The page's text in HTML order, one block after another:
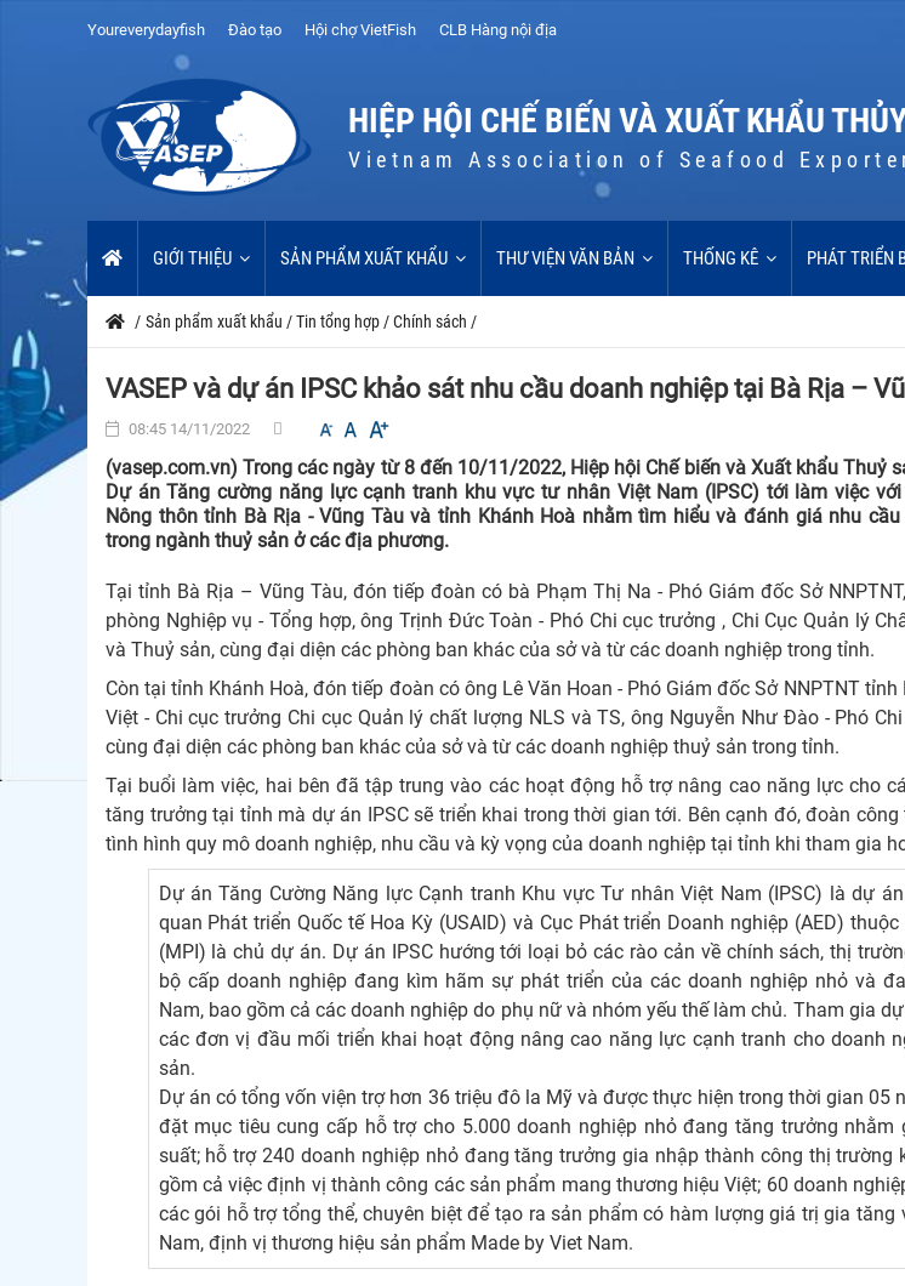
Youreverydayfish Đào tạo Hội chợ VietFish CLB Hàng nội địa
HIỆP HỘI CHẾ BIẾN VÀ XUẤT KHẨU
Vietnam Association of Seafood
GIỚI THIỆU SẢN PHẨM XUẤT KHẨU THƯ VIỆN VĂN BẢN THỐNG KÊ PHÁT TRIỂN
/ Sản phẩm xuất khẩu /Tin tổng hợp /Chính sách /
VASEP và dự án IPSC khảo sát nhu cầu doanh nghiệp tại Bà Rịa –
08:45 14/11/2022
(vasep.com.vn) Trong các ngày từ 8 đến 10/11/2022, Hiệp hội Chế biến và Xuất khẩu Thuỷ
Dự án Tăng cường năng lực cạnh tranh khu vực tư nhân Việt Nam (IPSC) tới làm việc
Nông thôn tỉnh Bà Rịa - Vũng Tàu và tỉnh Khánh Hoà nhằm tìm hiểu và đánh giá nhu
trong ngành thuỷ sản ở các địa phương.
Tại tỉnh Bà Rịa – Vũng Tàu, đón tiếp đoàn có bà Phạm Thị Na - Phó Giám đốc Sở
phòng Nghiệp vụ - Tổng hợp, ông Trịnh Đức Toàn - Phó Chi cục trưởng , Chi Cục Quản lý
và Thuỷ sản, cùng đại diện các phòng ban khác của sở và từ các doanh nghiệp trong tỉnh.
Còn tại tỉnh Khánh Hoà, đón tiếp đoàn có ông Lê Văn Hoan - Phó Giám đốc Sở NNPTNT
Việt - Chi cục trưởng Chi cục Quản lý chất lượng NLS và TS, ông Nguyễn Như Đào - Phó
cùng đại diện các phòng ban khác của sở và từ các doanh nghiệp thuỷ sản trong tỉnh.
Tại buổi làm việc, hai bên đã tập trung vào các hoạt động hỗ trợ nâng cao năng lực cho
tăng trưởng tại tỉnh mà dự án IPSC sẽ triển khai trong thời gian tới. Bên cạnh đó, đoàn
tình hình quy mô doanh nghiệp, nhu cầu và kỳ vọng của doanh nghiệp tại tỉnh khi tham gia
Dự án Tăng Cường Năng lực Cạnh tranh Khu vực Tư nhân Việt Nam (IPSC) là dự
quan Phát triển Quốc tế Hoa Kỳ (USAID) và Cục Phát triển Doanh nghiệp (AED)
(MPI) là chủ dự án. Dự án IPSC hướng tới loại bỏ các rào cản về chính sách, thị
bộ cấp doanh nghiệp đang kìm hãm sự phát triển của các doanh nghiệp nhỏ và
Nam, bao gồm cả các doanh nghiệp do phụ nữ và nhóm yếu thế làm chủ. Tham gia
các đơn vị đầu mối triển khai hoạt động nâng cao năng lực cạnh tranh cho doanh
sản.
Dự án có tổng vốn viện trợ hơn 36 triệu đô la Mỹ và được thực hiện trong thời gian 05
đặt mục tiêu cung cấp hỗ trợ cho 5.000 doanh nghiệp nhỏ đang tăng trưởng nhằm
suất; hỗ trợ 240 doanh nghiệp nhỏ đang tăng trưởng gia nhập thành công thị trường
gồm cả việc định vị thành công các sản phẩm mang thương hiệu Việt; 60 doanh
các gói hỗ trợ tổng thể, chuyên biệt để tạo ra sản phẩm có hàm lượng giá trị gia tăng
Nam, định vị thương hiệu sản phẩm Made by Viet Nam.